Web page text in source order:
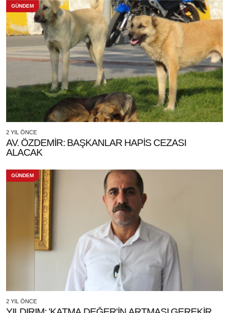
GÜNDEM
2 YIL ÖNCE
AV. ÖZDEMİR: BAŞKANLAR HAPİS CEZASI
ALACAK
GÜNDEM
2 YIL ÖNCE